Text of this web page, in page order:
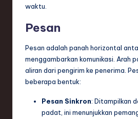
waktu.
Pesan
Pesan adalah panah horizontal
menggambarkan komunikasi. Arah
aliran dari pengirim ke penerima.
beberapa bentuk:
Pesan Sinkron: Ditampilkan
padat, ini menunjukkan